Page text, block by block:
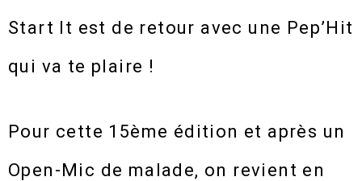
Start It est de retour avec une Pep’Hit
qui va te plaire !
Pour cette 15ème édition et après un
Open-Mic de malade, on revient en